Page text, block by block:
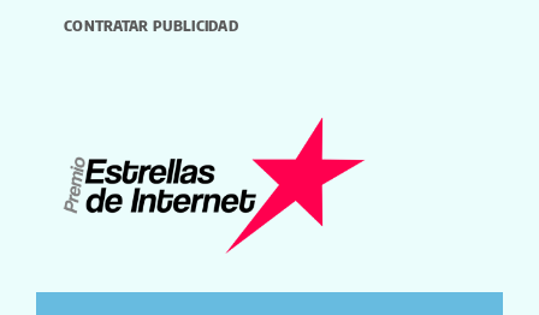
CONTRATAR PUBLICIDAD